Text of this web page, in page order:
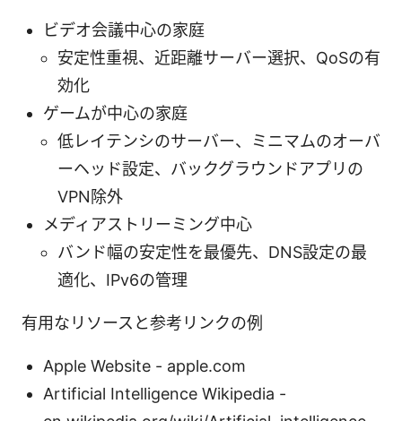
ビデオ会議中心の家庭
安定性重視、近距離サーバー選択、QoSの有
効化
ゲームが中心の家庭
低レイテンシのサーバー、ミニマムのオーバ
ーヘッド設定、バックグラウンドアプリの
VPN除外
メディアストリーミング中心
バンド幅の安定性を最優先、DNS設定の最
適化、IPv6の管理
有用なリソースと参考リンクの例
Apple Website - apple.com
Artificial Intelligence Wikipedia -